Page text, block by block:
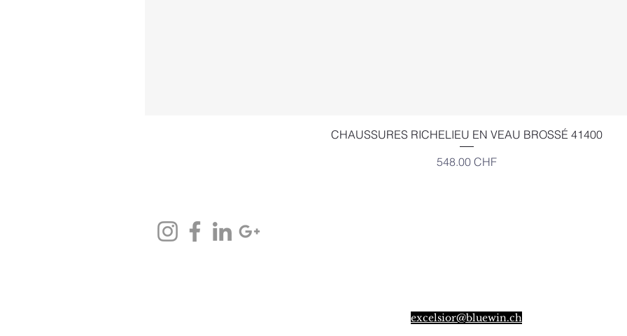
Aperçu rapide
CHAUSSURES RICHELIEU EN VEAU BROSSÉ 41400
Prix
548.00 CHF
excelsior@bluewin.ch